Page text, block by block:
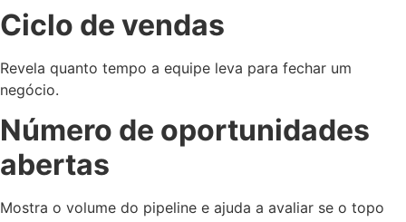
Ciclo de vendas
Revela quanto tempo a equipe leva para fechar um
negócio.
Número de oportunidades
abertas
Mostra o volume do pipeline e ajuda a avaliar se o topo